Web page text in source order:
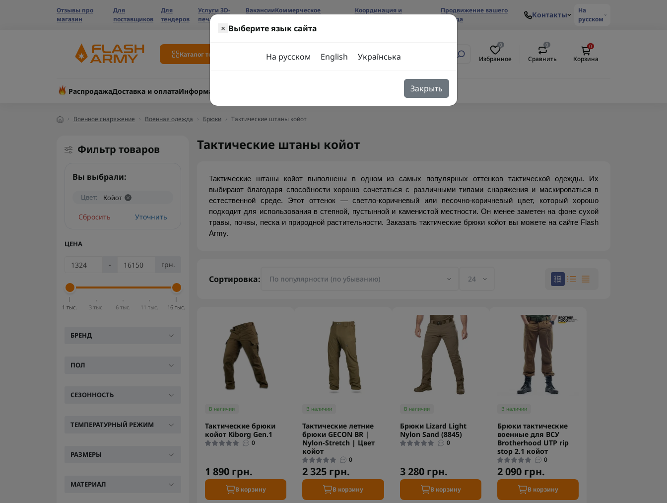
Отзывы про
магазин
Для
поставщиков
Для
тендеров
Услуги 3D-
печати
ВакансииКоммерческое
Координация и
Продвижение вашего
бренда
Контакты
На
русском
Каталог товаров
0
Избранное
0
Сравнить
0
Корзина
РаспродажаДоставка и оплатаИнформация
Военное снаряжение Военная одежда Брюки Тактические штаны койот
× Выберите язык сайта
На русском English Українська
Закрыть
Фильтр товаров
Вы выбрали:
Цвет: Койот
Сбросить Уточнить
ЦЕНА
- грн.
1 тыс. 3 тыс. 6 тыс. 11 тыс. 16 тыс.
БРЕНД
ПОЛ
СЕЗОННОСТЬ
ТЕМПЕРАТУРНЫЙ РЕЖИМ
РАЗМЕРЫ
МАТЕРИАЛ
Тактические штаны койот
Тактические штаны койот выполнены в одном из самых популярных оттенков тактической одежды. Их
выбирают благодаря способности хорошо сочетаться с различными типами снаряжения и маскироваться в
естественной среде. Этот оттенок — светло-коричневый или песочно-коричневый цвет, который хорошо
подходит для использования в степной, пустынной и каменистой местности. Он менее заметен на фоне сухой
травы, почвы, песка и природной растительности. Заказать тактические брюки койот вы можете на сайте Flash
Army.
Сортировка:
В наличии
Тактические брюки
койот Kiborg Gen.1
0
1 890 грн.
В корзину
В наличии
Тактические летние
брюки GECON BR |
Nylon-Stretch | Цвет
койот
0
2 325 грн.
В корзину
В наличии
Брюки Lizard Light
Nylon Sand (8845)
0
3 280 грн.
В корзину
В наличии
Брюки тактические
военные для ВСУ
Brotherhood UTP rip
stop 2.1 койот
0
2 090 грн.
В корзину